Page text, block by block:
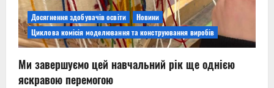
Досягнення здобувачів освіти
Новини
Циклова комісія моделювання та конструювання виробів
Ми завершуємо цей навчальний рік ще однією
яскравою перемогою